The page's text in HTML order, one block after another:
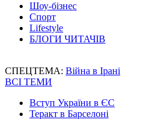
Шоу-бізнес
Спорт
Lifestyle
БЛОГИ ЧИТАЧІВ
СПЕЦТЕМА: Війна в Ірані
ВСІ ТЕМИ
Вступ України в ЄС
Теракт в Барселоні